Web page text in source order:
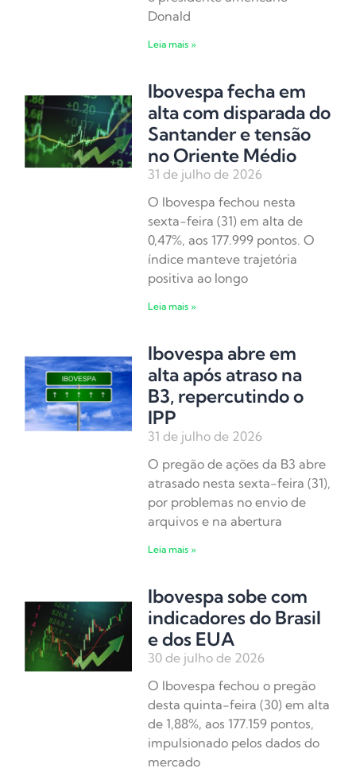
Donald
Leia mais »
Ibovespa fecha em
alta com disparada do
Santander e tensão
no Oriente Médio
31 de julho de 2026
O Ibovespa fechou nesta
sexta-feira (31) em alta de
0,47%, aos 177.999 pontos. O
índice manteve trajetória
positiva ao longo
Leia mais »
Ibovespa abre em
alta após atraso na
B3, repercutindo o
IPP
31 de julho de 2026
O pregão de ações da B3 abre
atrasado nesta sexta-feira (31),
por problemas no envio de
arquivos e na abertura
Leia mais »
Ibovespa sobe com
indicadores do Brasil
e dos EUA
30 de julho de 2026
O Ibovespa fechou o pregão
desta quinta-feira (30) em alta
de 1,88%, aos 177.159 pontos,
impulsionado pelos dados do
mercado